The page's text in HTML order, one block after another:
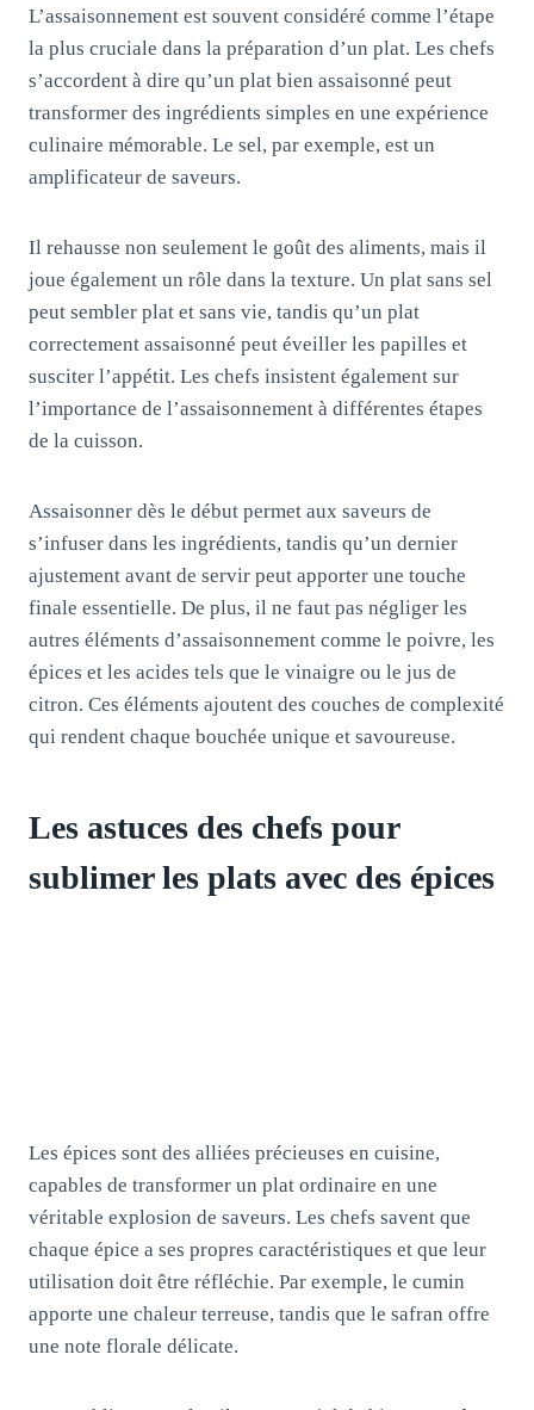
L’assaisonnement est souvent considéré comme l’étape
la plus cruciale dans la préparation d’un plat. Les chefs
s’accordent à dire qu’un plat bien assaisonné peut
transformer des ingrédients simples en une expérience
culinaire mémorable. Le sel, par exemple, est un
amplificateur de saveurs.
Il rehausse non seulement le goût des aliments, mais il
joue également un rôle dans la texture. Un plat sans sel
peut sembler plat et sans vie, tandis qu’un plat
correctement assaisonné peut éveiller les papilles et
susciter l’appétit. Les chefs insistent également sur
l’importance de l’assaisonnement à différentes étapes
de la cuisson.
Assaisonner dès le début permet aux saveurs de
s’infuser dans les ingrédients, tandis qu’un dernier
ajustement avant de servir peut apporter une touche
finale essentielle. De plus, il ne faut pas négliger les
autres éléments d’assaisonnement comme le poivre, les
épices et les acides tels que le vinaigre ou le jus de
citron. Ces éléments ajoutent des couches de complexité
qui rendent chaque bouchée unique et savoureuse.
Les astuces des chefs pour
sublimer les plats avec des épices
Les épices sont des alliées précieuses en cuisine,
capables de transformer un plat ordinaire en une
véritable explosion de saveurs. Les chefs savent que
chaque épice a ses propres caractéristiques et que leur
utilisation doit être réfléchie. Par exemple, le cumin
apporte une chaleur terreuse, tandis que le safran offre
une note florale délicate.